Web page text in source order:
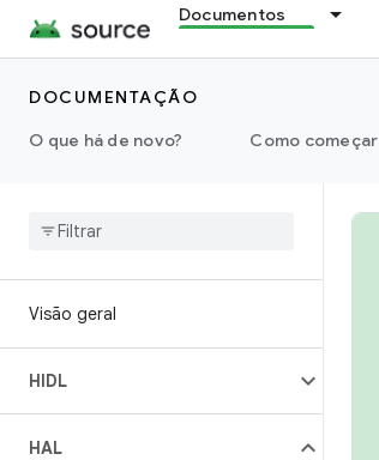
Documentos
DOCUMENTAÇÃO
O que há de novo?
Como começar
Visão geral
HIDL
HAL